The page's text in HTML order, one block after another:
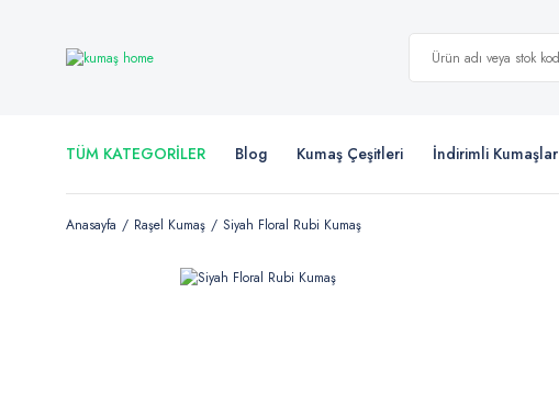
TÜM KATEGORİLER Blog Kumaş Çeşitleri İndirimli Kumaşlar
Anasayfa Raşel Kumaş Siyah Floral Rubi Kumaş